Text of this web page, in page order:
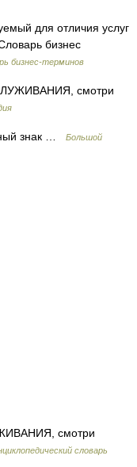
для отличия услуг
бизнес
бизнес-терминов
смотри
знак …
Большой
смотри
словарь